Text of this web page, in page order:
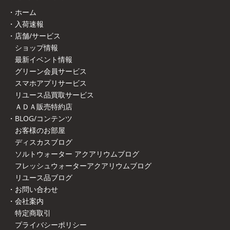
・ホーム
・入荷速報
・店舗/サービス
ショップ情報
最新イベント情報
グリーン会員サービス
スマホアプリサービス
リユース品買取サービス
ＡＤＡ販売特約店
・BLOG/コンテンツ
お客様のお部屋
ディスカスブログ
ソルトウォーター アクアリウムブログ
フレッシュウォーターアクアリウムブログ
リユース品ブログ
・お問い合わせ
・会社案内
特定商取引
プライバシーポリシー